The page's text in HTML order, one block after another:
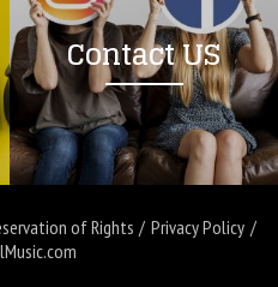
Contact US
of Rights
Privacy Policy